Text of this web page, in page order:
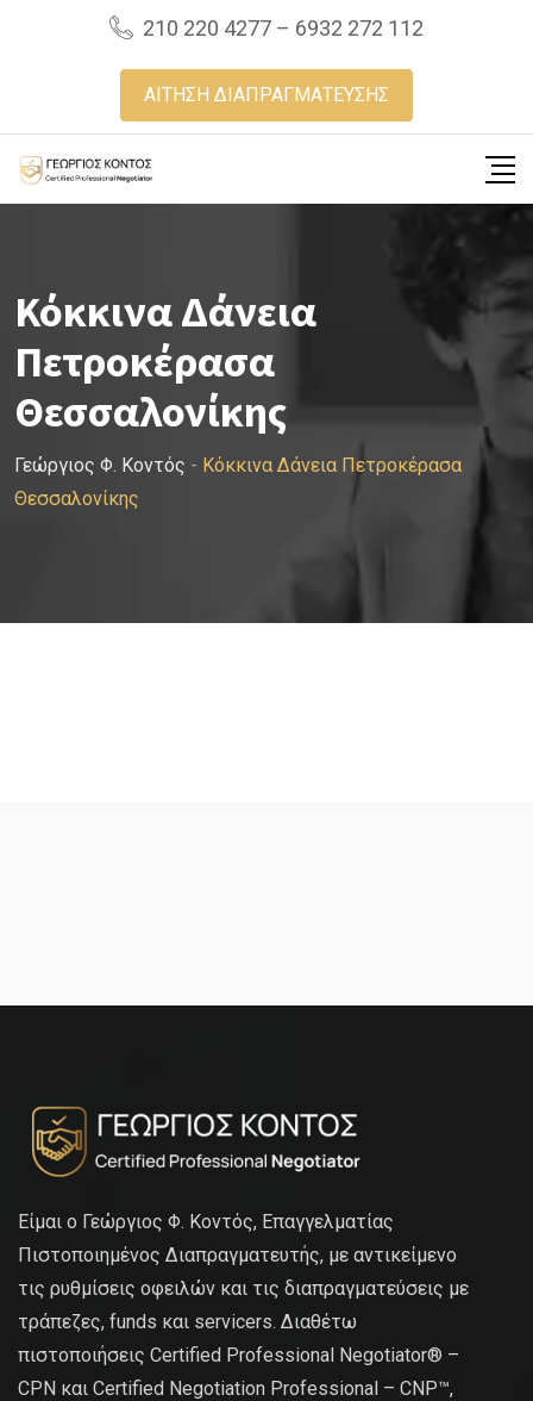
210 220 4277 – 6932 272 112
ΑΙΤΗΣΗ ΔΙΑΠΡΑΓΜΑΤΕΥΣΗΣ
Κόκκινα Δάνεια
Πετροκέρασα
Θεσσαλονίκης
Γεώργιος Φ. Κοντός - Κόκκινα Δάνεια Πετροκέρασα
Θεσσαλονίκης
Είμαι ο Γεώργιος Φ. Κοντός, Επαγγελματίας
Πιστοποιημένος Διαπραγματευτής, με αντικείμενο
τις ρυθμίσεις οφειλών και τις διαπραγματεύσεις με
τράπεζες, funds και servicers. Διαθέτω
πιστοποιήσεις Certified Professional Negotiator® –
CPN και Certified Negotiation Professional – CNP™,